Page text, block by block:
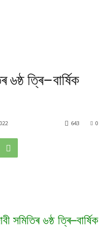
৬ষ্ঠ ত্ৰি–বাৰ্ষিক
0
643
সমিতিৰ ৬ষ্ঠ ত্ৰি–বাৰ্ষিক